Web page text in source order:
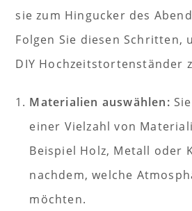
sie zum Hingucker des
Folgen Sie diesen Schritten,
DIY Hochzeitstortenständer
Materialien auswählen:
einer Vielzahl von
Beispiel Holz, Metall oder
nachdem, welche
möchten.